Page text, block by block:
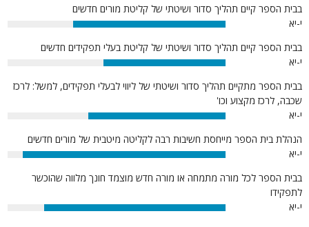
בבית הספר קיים תהליך סדור ושיטתי של קליטת מורים חדשים
י-יא
70%
בבית הספר קיים תהליך סדור ושיטתי של קליטת בעלי תפקידים חדשים
י-יא
56%
בבית הספר מתקיים תהליך סדור ושיטתי של ליווי לבעלי תפקידים, למשל: לרכז
שכבה, לרכז מקצוע וכו'
י-יא
63%
הנהלת בית הספר מייחסת חשיבות רבה לקליטה מיטבית של מורים חדשים
י-יא
93%
בבית הספר לכל מורה מתמחה או מורה חדש מוצמד חונך מלווה שהוכשר
לתפקידו
י-יא
83%